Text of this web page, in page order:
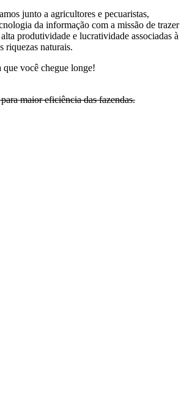
junto a agricultores e pecuaristas,
da informação com a missão de trazer
produtividade e lucratividade associadas à
riquezas naturais.
que você chegue longe!
maior eficiência das fazendas.